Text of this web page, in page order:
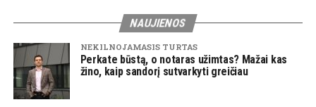
NAUJIENOS
NEKILNOJAMASIS TURTAS
Perkate būstą, o notaras užimtas? Mažai kas
žino, kaip sandorį sutvarkyti greičiau